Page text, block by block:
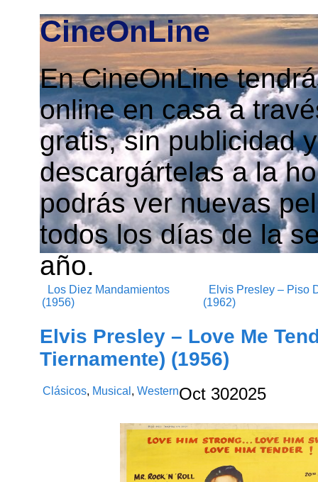
CineOnLine
En CineOnLine
online en casa a
gratis, sin publicidad
descargártelas a la
podrás ver nuevas
todos los días de la
año.
Los Diez Mandamientos
(1956)
Elvis Presley – Piso
(1962)
Elvis Presley – Love Me
Tiernamente) (1956)
Clásicos, Musical ,WesternOct 302025